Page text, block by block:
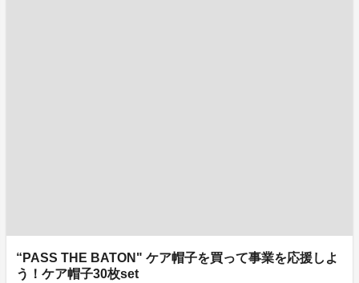
“PASS THE BATON" ケア帽子を買って事業を応援しよ
う！ケア帽子30枚set